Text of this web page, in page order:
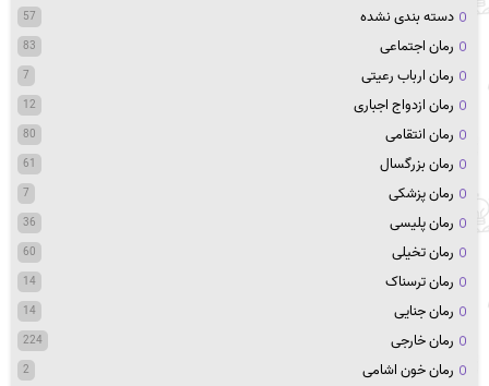
دسته بندی نشده 57
رمان اجتماعی 83
رمان ارباب رعیتی 7
رمان ازدواج اجباری 12
رمان انتقامی 80
رمان بزرگسال 61
رمان پزشکی 7
رمان پلیسی 36
رمان تخیلی 60
رمان ترسناک 14
رمان جنایی 14
رمان خارجی 224
رمان خون اشامی 2